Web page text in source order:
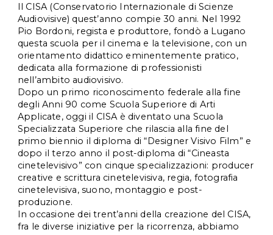
Il CISA (Conservatorio Internazionale di Scienze
Audiovisive) quest’anno compie 30 anni. Nel 1992
Pio Bordoni, regista e produttore, fondò a Lugano
questa scuola per il cinema e la televisione, con un
orientamento didattico eminentemente pratico,
dedicata alla formazione di professionisti
nell’ambito audiovisivo.
Dopo un primo riconoscimento federale alla fine
degli Anni 90 come Scuola Superiore di Arti
Applicate, oggi il CISA è diventato una Scuola
Specializzata Superiore che rilascia alla fine del
primo biennio il diploma di “Designer Visivo Film” e
dopo il terzo anno il post-diploma di “Cineasta
cinetelevisivo” con cinque specializzazioni: producer
creative e scrittura cinetelevisiva, regia, fotografia
cinetelevisiva, suono, montaggio e post-
produzione.
In occasione dei trent’anni della creazione del CISA,
fra le diverse iniziative per la ricorrenza, abbiamo